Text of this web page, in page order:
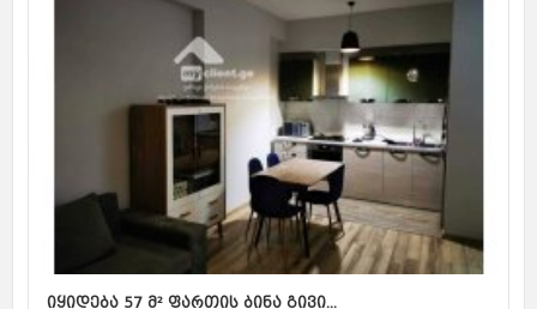
იყიდება 57 მ² ფართის ბინა გივი...